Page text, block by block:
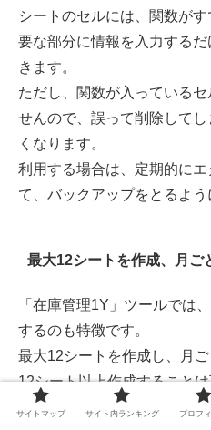
シートのセルには、関数が
要な部分に情報を入力する
きます。
ただし、関数が入っている
せんので、誤って削除して
くなります。
利用する場合は、定期的に
て、バックアップをとるよう
最大12シートを作成、月ご
「在庫管理1Y」ツールでは
するのも特徴です。
最大12シートを作成し、月
12シート以上作成すること
書では、ファイルの動作が
サイトマップ サイト内ランキング プロフ